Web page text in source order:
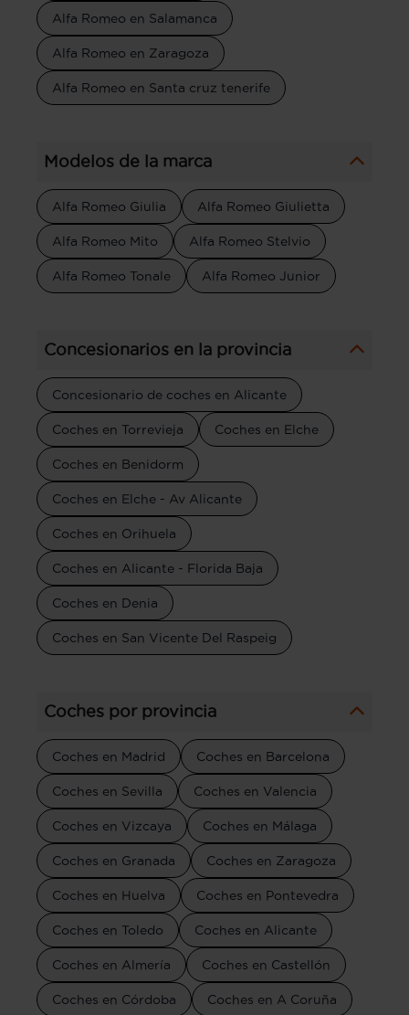
Alfa Romeo en Salamanca
Alfa Romeo en Zaragoza
Alfa Romeo en Santa cruz tenerife
Modelos de la marca
Alfa Romeo Giulia Alfa Romeo Giulietta
Alfa Romeo Mito Alfa Romeo Stelvio
Alfa Romeo Tonale Alfa Romeo Junior
Concesionarios en la provincia
Concesionario de coches en Alicante
Coches en Torrevieja Coches en Elche
Coches en Benidorm
Coches en Elche - Av Alicante
Coches en Orihuela
Coches en Alicante - Florida Baja
Coches en Denia
Coches en San Vicente Del Raspeig
Coches por provincia
Coches en Madrid Coches en Barcelona
Coches en Sevilla Coches en Valencia
Coches en Vizcaya Coches en Málaga
Coches en Granada Coches en Zaragoza
Coches en Huelva Coches en Pontevedra
Coches en Toledo Coches en Alicante
Coches en Almería Coches en Castellón
Coches en Córdoba Coches en A Coruña